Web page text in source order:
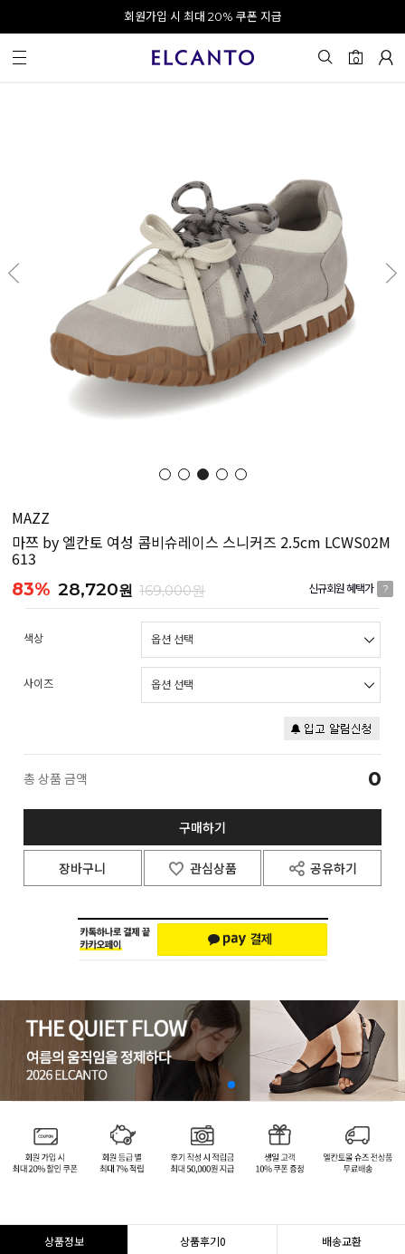
오전 10시 이전 결제 완료 시 오늘 출발!
회원가입 시 최대 20% 쿠폰 지급
0
MAZZ
마쯔 by 엘칸토 여성 콤비슈레이스 스니커즈 2.5cm LCWS02M
613
83% 28,720원 169,000원 신규회원 혜택가 ?
색상
사이즈
총 상품 금액 0
구매하기
장바구니 관심상품 공유하기
상품정보 상품후기0 배송교환